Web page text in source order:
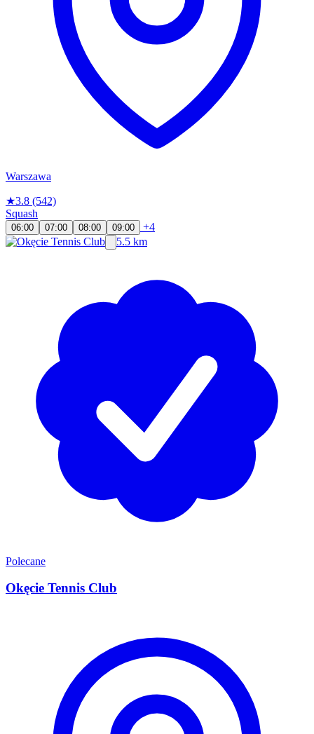
Warszawa
★3.8 (542)
Squash
06:00 07:00 08:00 09:00
+4
5.5 km
Polecane
Okęcie Tennis Club